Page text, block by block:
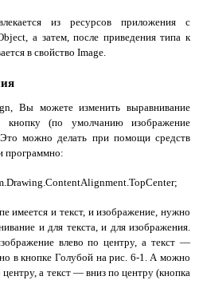
из ресурсов приложения с
, а затем, после приведения типа к
в свойство Image.
, Вы можете изменить выравнивание
кнопку (по умолчанию изображение
можно делать при помощи средств
программно:
имеется и текст, и изображение, нужно
и для текста, и для изображения.
влево по центру, а текст —
в кнопке Голубойна рис. 6-1. А можно
а текст — вниз по центру (кнопка